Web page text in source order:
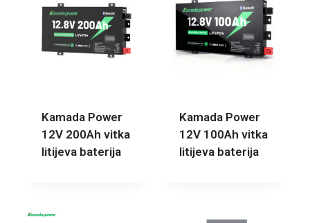
Kamada Power
12V 200Ah vitka
litijeva baterija
Kamada Power
12V 100Ah vitka
litijeva baterija